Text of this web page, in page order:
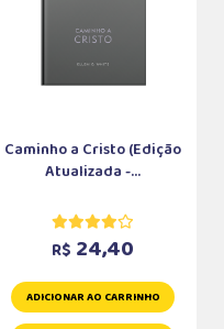
Caminho a Cristo (Edição
Atualizada -...
R$ 24,40
ADICIONAR AO CARRINHO